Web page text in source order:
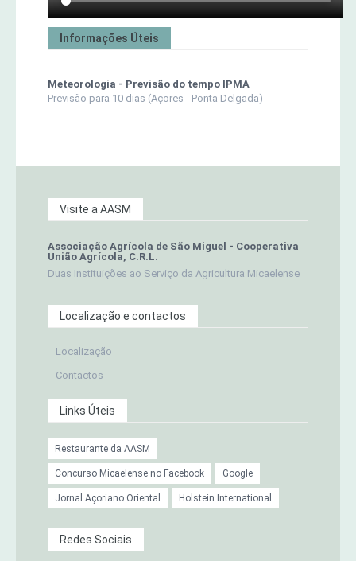
Informações Úteis
Meteorologia - Previsão do tempo IPMA
Previsão para 10 dias (Açores - Ponta Delgada)
Visite a AASM
Associação Agrícola de São Miguel - Cooperativa
União Agrícola, C.R.L.
Duas Instituições ao Serviço da Agricultura Micaelense
Localização e contactos
Localização
Contactos
Links Úteis
Restaurante da AASM
Concurso Micaelense no Facebook Google
Jornal Açoriano Oriental Holstein International
Redes Sociais